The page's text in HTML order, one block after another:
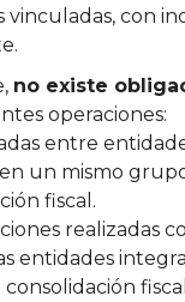
vinculadas, con
no existe
operaciones:
entre
un mismo
fiscal.
realizadas
entidades